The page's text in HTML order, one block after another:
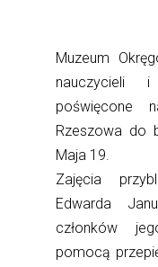
Muzeum
nauczycieli
poświęcone
Rzeszowa do
Maja 19.
Zajęcia
Edwarda
członków
pomocą